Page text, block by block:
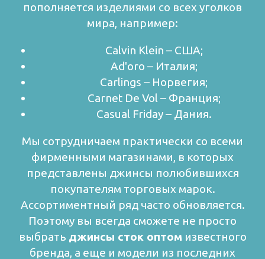
пополняется изделиями со всех уголков
мира, например:
Calvin Klein – США;
Ad'oro – Италия;
Carlings – Норвегия;
Carnet De Vol – Франция;
Casual Friday – Дания.
Мы сотрудничаем практически со всеми
фирменными магазинами, в которых
представлены джинсы полюбившихся
покупателям торговых марок.
Ассортиментный ряд часто обновляется.
Поэтому вы всегда сможете не просто
выбрать джинсы сток оптом известного
бренда, а еще и модели из последних